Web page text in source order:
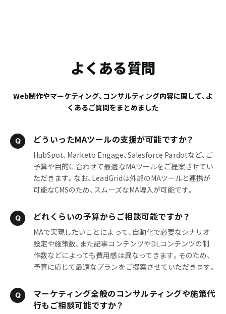
よくある質問
Web制作やマーケティング、コンサルティング内容に関して、よ
くあるご質問をまとめました
どういったMAツールの支援が可能ですか？
HubSpot、Marketo Engage、Salesforce Pardotなど、ご
予算や目的に合わせて最適なMAツールをご提案させてい
ただきます。なお、LeadGridは外部のMAツールと連携が
可能なCMSのため、スムーズなMA導入が可能です。
どれくらいの予算からご相談可能ですか？
MAで実現したいことによって、自動化で必要なシナリオ
設定や施策数、また記事コンテンツやDLコンテンツの制
作数などによっても費用感は異なってきます。そのため、
予算に応じて最適なプランをご提案させていただきます。
マーケティング全般のコンサルティングや施策代
行もご相談可能ですか？